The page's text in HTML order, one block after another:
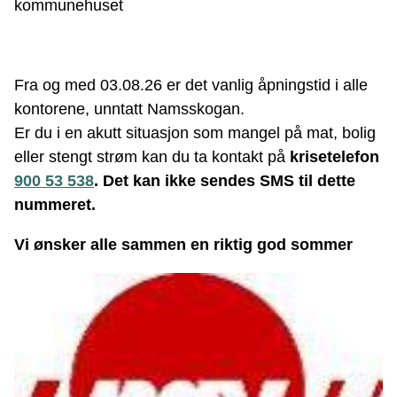
kommunehuset
Fra og med 03.08.26 er det vanlig åpningstid i alle
kontorene, unntatt Namsskogan.
Er du i en akutt situasjon som mangel på mat, bolig
eller stengt strøm kan du ta kontakt på krisetelefon
900 53 538. Det kan ikke sendes SMS til dette
nummeret.
Vi ønsker alle sammen en riktig god sommer